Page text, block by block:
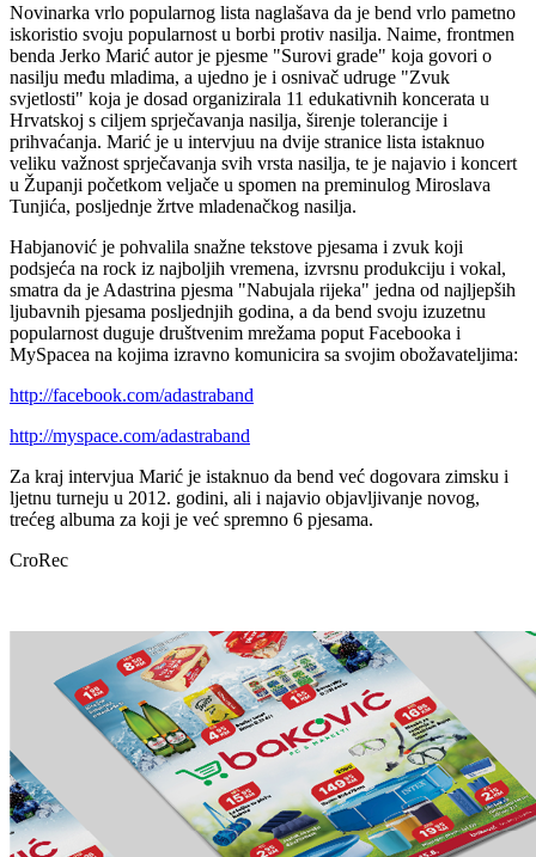
Novinarka vrlo popularnog lista naglašava da je bend vrlo pametno
iskoristio svoju popularnost u borbi protiv nasilja. Naime, frontmen
benda Jerko Marić autor je pjesme "Surovi grade" koja govori o
nasilju među mladima, a ujedno je i osnivač udruge "Zvuk
svjetlosti" koja je dosad organizirala 11 edukativnih koncerata u
Hrvatskoj s ciljem sprječavanja nasilja, širenje tolerancije i
prihvaćanja. Marić je u intervjuu na dvije stranice lista istaknuo
veliku važnost sprječavanja svih vrsta nasilja, te je najavio i koncert
u Županji početkom veljače u spomen na preminulog Miroslava
Tunjića, posljednje žrtve mladenačkog nasilja.
Habjanović je pohvalila snažne tekstove pjesama i zvuk koji
podsjeća na rock iz najboljih vremena, izvrsnu produkciju i vokal,
smatra da je Adastrina pjesma "Nabujala rijeka" jedna od najljepših
ljubavnih pjesama posljednjih godina, a da bend svoju izuzetnu
popularnost duguje društvenim mrežama poput Facebooka i
MySpacea na kojima izravno komunicira sa svojim obožavateljima:
http://facebook.com/adastraband
http://myspace.com/adastraband
Za kraj intervjua Marić je istaknuo da bend već dogovara zimsku i
ljetnu turneju u 2012. godini, ali i najavio objavljivanje novog,
trećeg albuma za koji je već spremno 6 pjesama.
CroRec